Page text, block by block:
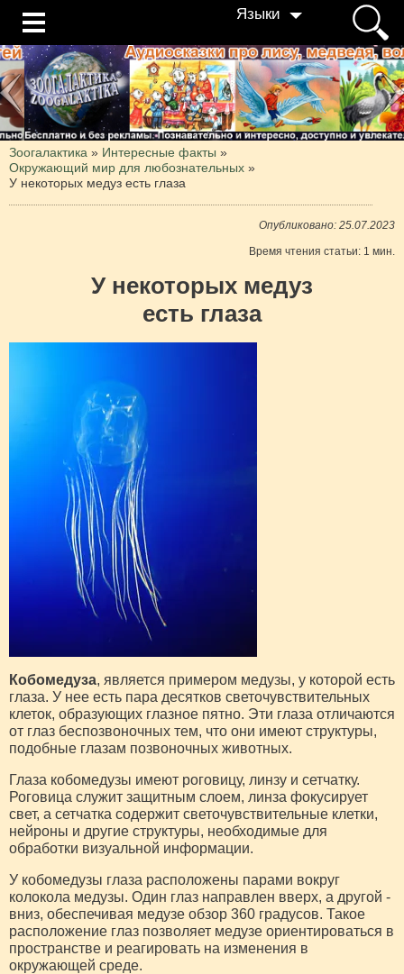
Языки
Зоогалактика » Интересные факты »
Окружающий мир для любознательных »
У некоторых медуз есть глаза
Опубликовано: 25.07.2023
Время чтения статьи: 1 мин.
У некоторых медуз
есть глаза
Кобомедуза, является примером медузы, у которой есть
глаза. У нее есть пара десятков светочувствительных
клеток, образующих глазное пятно. Эти глаза отличаются
от глаз беспозвоночных тем, что они имеют структуры,
подобные глазам позвоночных животных.
Глаза кобомедузы имеют роговицу, линзу и сетчатку.
Роговица служит защитным слоем, линза фокусирует
свет, а сетчатка содержит светочувствительные клетки,
нейроны и другие структуры, необходимые для
обработки визуальной информации.
У кобомедузы глаза расположены парами вокруг
колокола медузы. Один глаз направлен вверх, а другой -
вниз, обеспечивая медузе обзор 360 градусов. Такое
расположение глаз позволяет медузе ориентироваться в
пространстве и реагировать на изменения в
окружающей среде.